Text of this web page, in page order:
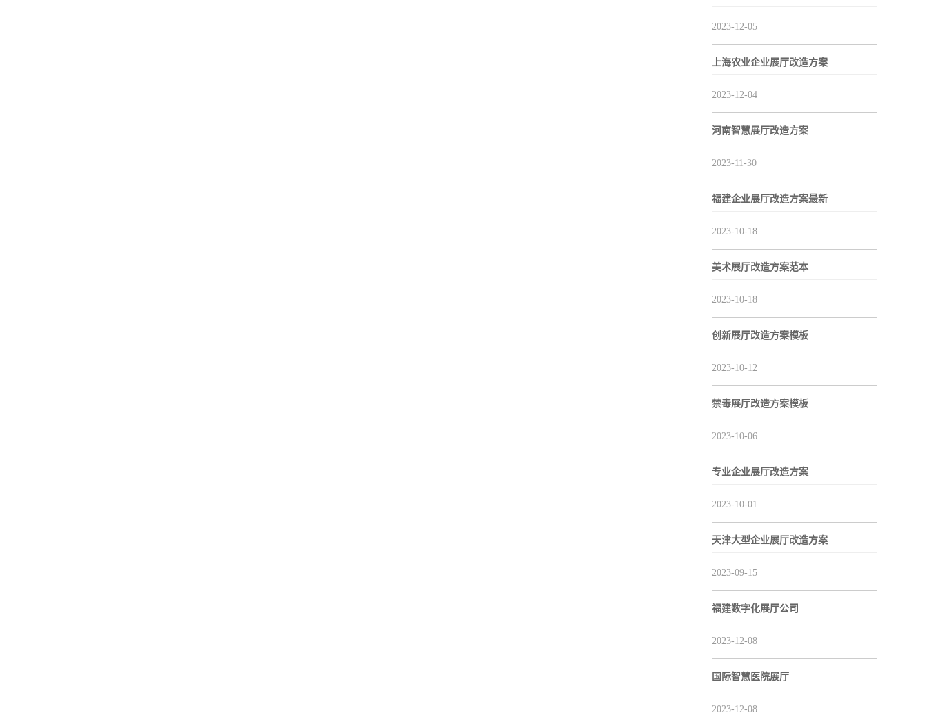
2023-12-05
上海农业企业展厅改造方案
2023-12-04
河南智慧展厅改造方案
2023-11-30
福建企业展厅改造方案最新
2023-10-18
美术展厅改造方案范本
2023-10-18
创新展厅改造方案模板
2023-10-12
禁毒展厅改造方案模板
2023-10-06
专业企业展厅改造方案
2023-10-01
天津大型企业展厅改造方案
2023-09-15
福建数字化展厅公司
2023-12-08
国际智慧医院展厅
2023-12-08